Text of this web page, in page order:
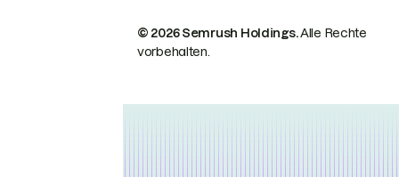
© 2026 Semrush Holdings.Alle Rechte
vorbehalten.